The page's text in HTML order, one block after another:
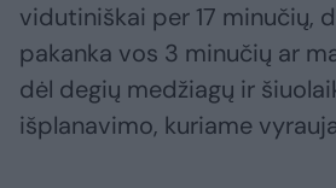
vidutiniškai per 17 minučių,
pakanka vos 3 minučių ar
dėl degių medžiagų ir
išplanavimo, kuriame